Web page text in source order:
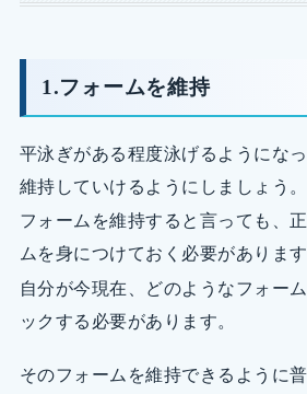
1.フォームを維持
平泳ぎがある程度泳げるようにな
維持していけるようにしましょう。
フォームを維持すると言っても、
ムを身につけておく必要があります
自分が今現在、どのようなフォー
ックする必要があります。
そのフォームを維持できるように